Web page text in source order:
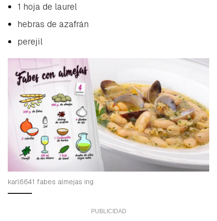
1 hoja de laurel
hebras de azafrán
perejil
karl6641 fabes almejas ing